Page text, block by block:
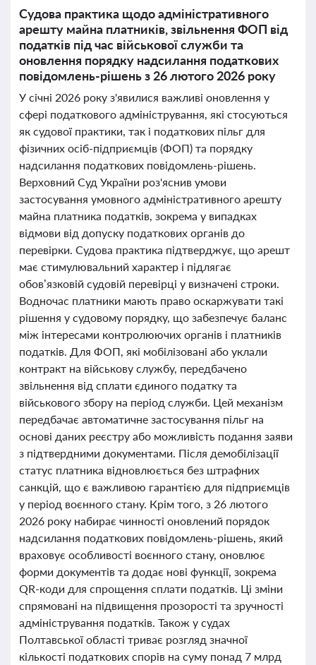
Судова практика щодо адміністративного
арешту майна платників, звільнення ФОП від
податків під час військової служби та
оновлення порядку надсилання податкових
повідомлень-рішень з 26 лютого 2026 року
У січні 2026 року з'явилися важливі оновлення у
сфері податкового адміністрування, які стосуються
як судової практики, так і податкових пільг для
фізичних осіб-підприємців (ФОП) та порядку
надсилання податкових повідомлень-рішень.
Верховний Суд України роз'яснив умови
застосування умовного адміністративного арешту
майна платника податків, зокрема у випадках
відмови від допуску податкових органів до
перевірки. Судова практика підтверджує, що арешт
має стимулювальний характер і підлягає
обов’язковій судовій перевірці у визначені строки.
Водночас платники мають право оскаржувати такі
рішення у судовому порядку, що забезпечує баланс
між інтересами контролюючих органів і платників
податків. Для ФОП, які мобілізовані або уклали
контракт на військову службу, передбачено
звільнення від сплати єдиного податку та
військового збору на період служби. Цей механізм
передбачає автоматичне застосування пільг на
основі даних реєстру або можливість подання заяви
з підтвердними документами. Після демобілізації
статус платника відновлюється без штрафних
санкцій, що є важливою гарантією для підприємців
у період воєнного стану. Крім того, з 26 лютого
2026 року набирає чинності оновлений порядок
надсилання податкових повідомлень-рішень, який
враховує особливості воєнного стану, оновлює
форми документів та додає нові функції, зокрема
QR-коди для спрощення сплати податків. Ці зміни
спрямовані на підвищення прозорості та зручності
адміністрування податків. Також у судах
Полтавської області триває розгляд значної
кількості податкових спорів на суму понад 7 млрд